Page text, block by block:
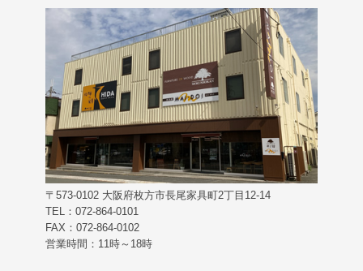
〒573-0102 大阪府枚方市長尾家具町2丁目12-14
TEL：072-864-0101
FAX：072-864-0102
営業時間：11時～18時